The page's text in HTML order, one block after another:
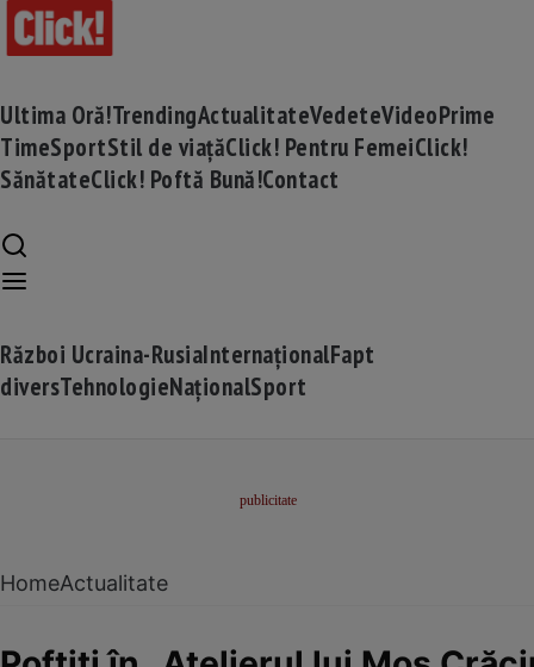
Ultima Oră!TrendingActualitateVedeteVideoPrime
TimeSportStil de viațăClick! Pentru FemeiClick!
SănătateClick! Poftă Bună!Contact
Război Ucraina-RusiaInternaționalFapt
diversTehnologieNaționalSport
HomeActualitate